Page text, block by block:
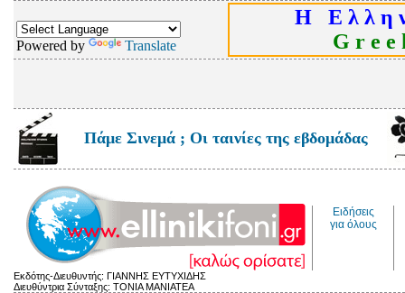
Powered by Translate
Η Ε λ λ η
G r e e
Πάμε Σινεμά ; Οι ταινίες της εβδομάδας
Ειδήσεις
για όλους
Εκδότης-Διευθυντής: ΓΙΑΝΝΗΣ ΕΥΤΥΧΙΔΗΣ
Διευθύντρια Σύνταξης: ΤΟΝΙΑ ΜΑΝΙΑΤΕΑ